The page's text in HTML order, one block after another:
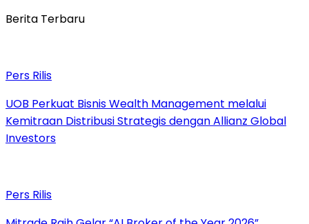
Berita Terbaru
Pers Rilis
UOB Perkuat Bisnis Wealth Management melalui
Kemitraan Distribusi Strategis dengan Allianz Global
Investors
Pers Rilis